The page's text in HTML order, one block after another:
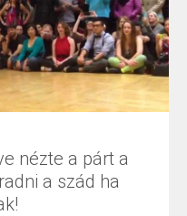
nézte a párt a
a szád ha